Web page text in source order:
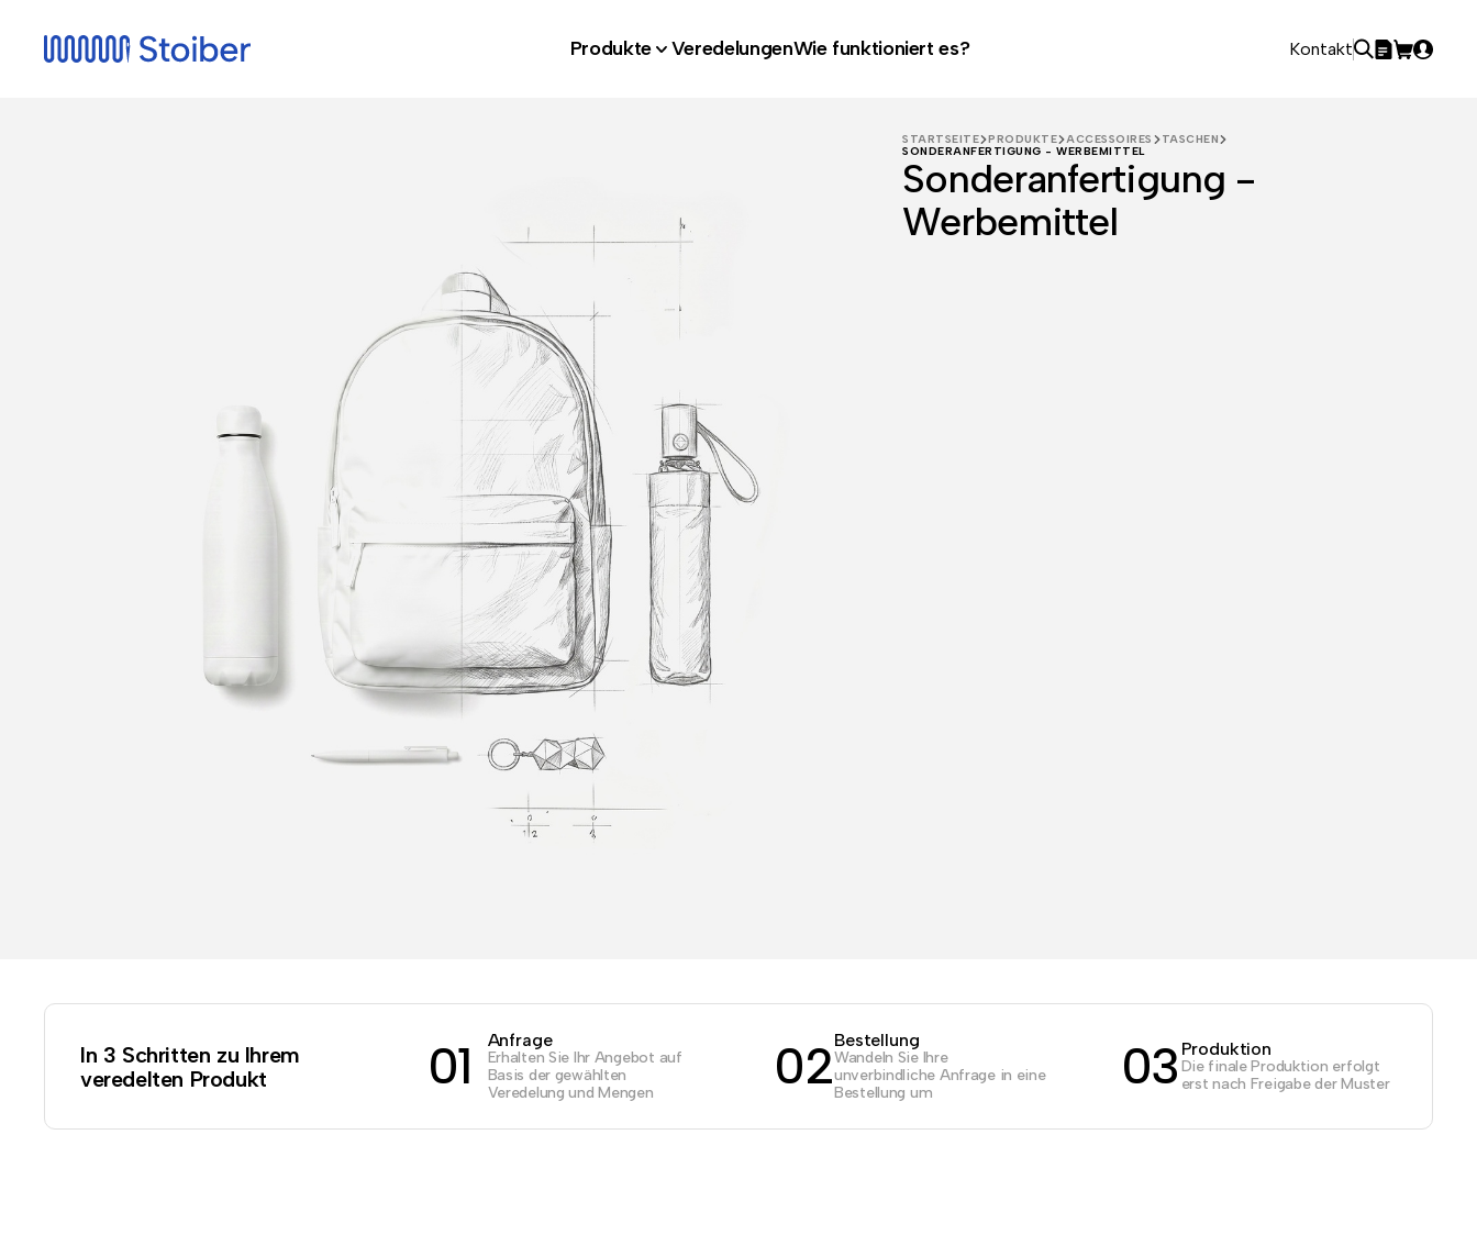
Produkte VeredelungenWie funktioniert es? Kontakt
STARTSEITE PRODUKTE ACCESSOIRES
TASCHEN
SONDERANFERTIGUNG - WERBEMITTEL
Sonderanfertigung -
Werbemittel
In 3 Schritten zu Ihrem
veredelten Produkt
01 Anfrage
Erhalten Sie Ihr Angebot auf
Basis der gewählten
Veredelung und Mengen
02Bestellung
Wandeln Sie Ihre
unverbindliche Anfrage in eine
Bestellung um
03 Produktion
Die finale Produktion erfolgt
erst nach Freigabe der Muster